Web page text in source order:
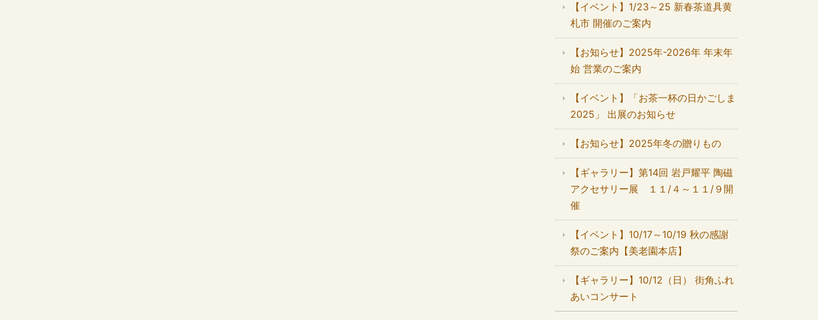
【イベント】1/23～25 新春茶道具黄
札市 開催のご案内
【お知らせ】2025年-2026年 年末年
始 営業のご案内
【イベント】「お茶一杯の日かごしま
2025」 出展のお知らせ
【お知らせ】2025年冬の贈りもの
【ギャラリー】第14回 岩戸耀平 陶磁
アクセサリー展 １１/４～１１/９開
催
【イベント】10/17～10/19 秋の感謝
祭のご案内【美老園本店】
【ギャラリー】10/12（日） 街角ふれ
あいコンサート